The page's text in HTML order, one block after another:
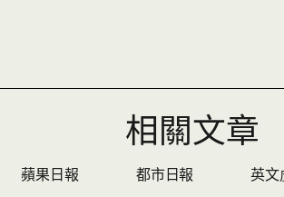
相關文章
蘋果日報 都市日報 英文